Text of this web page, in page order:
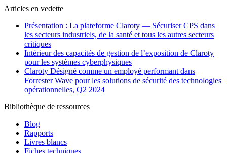
Articles en vedette
Présentation : La plateforme Claroty — Sécuriser CPS dans
les secteurs industriels, de la santé et tous les autres secteurs
critiques
Intérieur des capacités de gestion de l’exposition de Claroty
pour les systèmes cyberphysiques
Claroty Désigné comme un employé performant dans
Forrester Wave pour les solutions de sécurité des technologies
opérationnelles, Q2 2024
Bibliothèque de ressources
Blog
Rapports
Livres blancs
Fiches techniques